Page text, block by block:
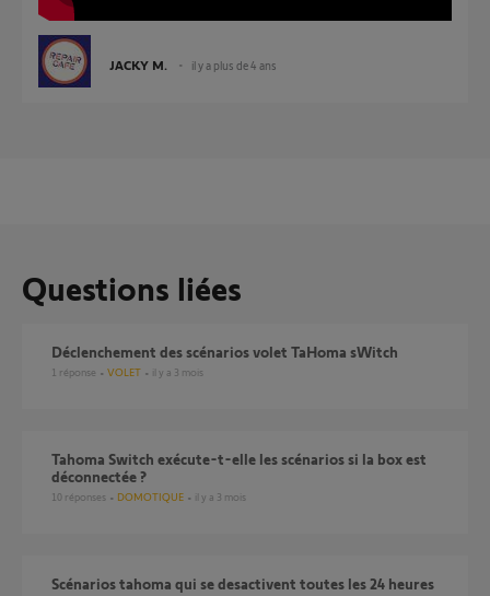
JACKY M. il y a plus de 4 ans
Questions liées
Déclenchement des scénarios volet TaHoma sWitch
1 réponse VOLET il y a 3 mois
Tahoma Switch exécute-t-elle les scénarios si la box est
déconnectée ?
10 réponses DOMOTIQUE il y a 3 mois
Scénarios tahoma qui se desactivent toutes les 24 heures